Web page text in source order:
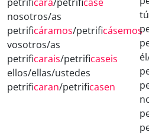
nosotros/as
petrificáramos/petrificásemos
vosotros/as
petrificarais/petrificaseis
ellos/ellas/ustedes
petrificaran/petrificasen